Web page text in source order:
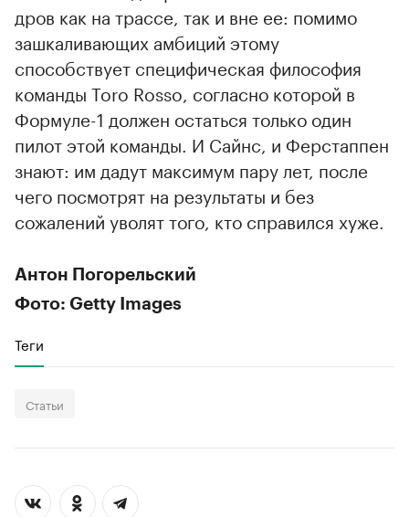
дров как на трассе, так и вне ее: помимо
зашкаливающих амбиций этому
способствует специфическая философия
команды Toro Rosso, согласно которой в
Формуле-1 должен остаться только один
пилот этой команды. И Сайнс, и Ферстаппен
знают: им дадут максимум пару лет, после
чего посмотрят на результаты и без
сожалений уволят того, кто справился хуже.
Антон Погорельский
Фото: Getty Images
Теги
Статьи